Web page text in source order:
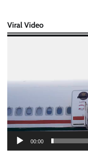
Viral Video
00:00